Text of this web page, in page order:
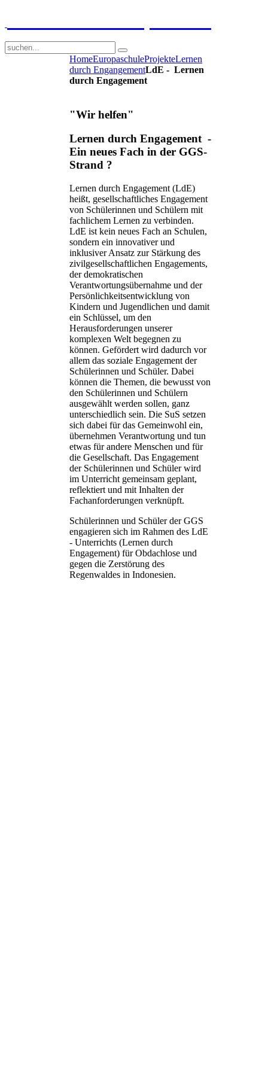
HomeEuropaschuleProjekteLernen
durch EngangementLdE - Lernen
durch Engagement
"Wir helfen"
Lernen durch Engagement -
Ein neues Fach in der GGS-
Strand ?
Lernen durch Engagement (LdE)
heißt, gesellschaftliches Engagement
von Schülerinnen und Schülern mit
fachlichem Lernen zu verbinden.
LdE ist kein neues Fach an Schulen,
sondern ein innovativer und
inklusiver Ansatz zur Stärkung des
zivilgesellschaftlichen Engagements,
der demokratischen
Verantwortungsübernahme und der
Persönlichkeitsentwicklung von
Kindern und Jugendlichen und damit
ein Schlüssel, um den
Herausforderungen unserer
komplexen Welt begegnen zu
können. Gefördert wird dadurch vor
allem das soziale Engagement der
Schülerinnen und Schüler. Dabei
können die Themen, die bewusst von
den Schülerinnen und Schülern
ausgewählt werden sollen, ganz
unterschiedlich sein. Die SuS setzen
sich dabei für das Gemeinwohl ein,
übernehmen Verantwortung und tun
etwas für andere Menschen und für
die Gesellschaft. Das Engagement
der Schülerinnen und Schüler wird
im Unterricht gemeinsam geplant,
reflektiert und mit Inhalten der
Fachanforderungen verknüpft.
Schülerinnen und Schüler der GGS
engagieren sich im Rahmen des LdE
- Unterrichts (Lernen durch
Engagement) für Obdachlose und
gegen die Zerstörung des
Regenwaldes in Indonesien.